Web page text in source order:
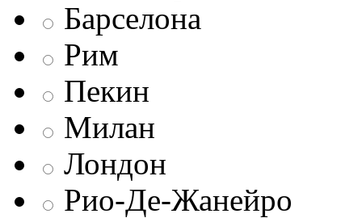
Барселона
Рим
Пекин
Милан
Лондон
Рио-Де-Жанейро